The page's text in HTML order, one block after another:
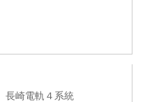
長崎電軌４系統